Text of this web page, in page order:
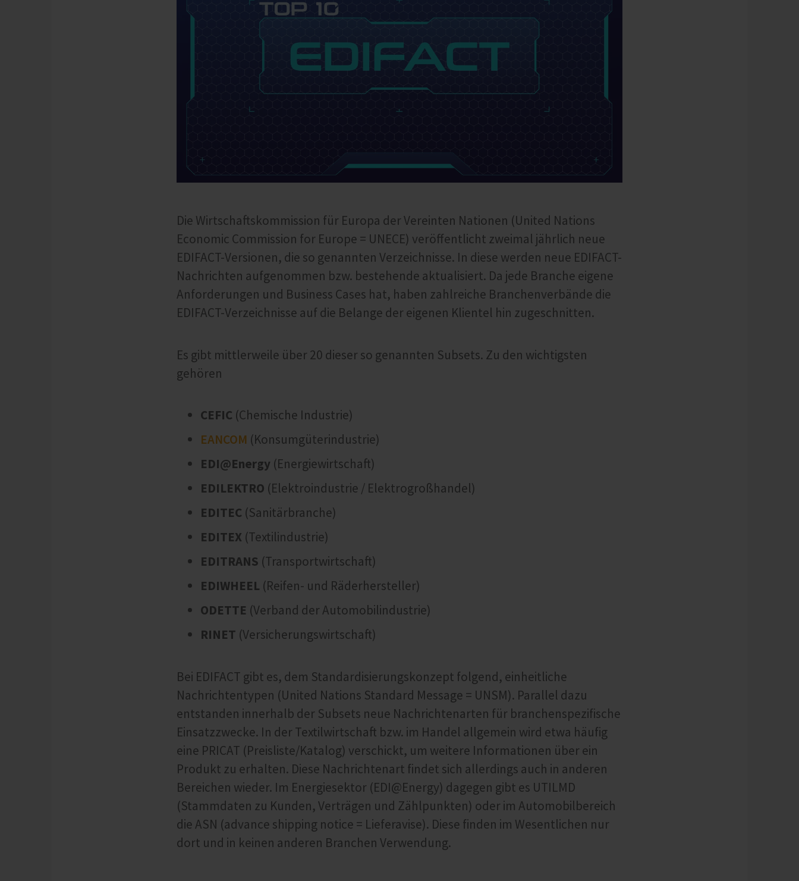
Die Wirtschaftskommission für Europa der Vereinten Nationen (United Nations
Economic Commission for Europe = UNECE) veröffentlicht zweimal jährlich neue
EDIFACT-Versionen, die so genannten Verzeichnisse. In diese werden neue EDIFACT-
Nachrichten aufgenommen bzw. bestehende aktualisiert. Da jede Branche eigene
Anforderungen und Business Cases hat, haben zahlreiche Branchenverbände die
EDIFACT-Verzeichnisse auf die Belange der eigenen Klientel hin zugeschnitten.
Es gibt mittlerweile über 20 dieser so genannten Subsets. Zu den wichtigsten
gehören
CEFIC (Chemische Industrie)
EANCOM (Konsumgüterindustrie)
EDI@Energy (Energiewirtschaft)
EDILEKTRO (Elektroindustrie / Elektrogroßhandel)
EDITEC (Sanitärbranche)
EDITEX (Textilindustrie)
EDITRANS (Transportwirtschaft)
EDIWHEEL (Reifen- und Räderhersteller)
ODETTE (Verband der Automobilindustrie)
RINET (Versicherungswirtschaft)
Bei EDIFACT gibt es, dem Standardisierungskonzept folgend, einheitliche
Nachrichtentypen (United Nations Standard Message = UNSM). Parallel dazu
entstanden innerhalb der Subsets neue Nachrichtenarten für branchenspezifische
Einsatzzwecke. In der Textilwirtschaft bzw. im Handel allgemein wird etwa häufig
eine PRICAT (Preisliste/Katalog) verschickt, um weitere Informationen über ein
Produkt zu erhalten. Diese Nachrichtenart findet sich allerdings auch in anderen
Bereichen wieder. Im Energiesektor (EDI@Energy) dagegen gibt es UTILMD
(Stammdaten zu Kunden, Verträgen und Zählpunkten) oder im Automobilbereich
die ASN (advance shipping notice = Lieferavise). Diese finden im Wesentlichen nur
dort und in keinen anderen Branchen Verwendung.